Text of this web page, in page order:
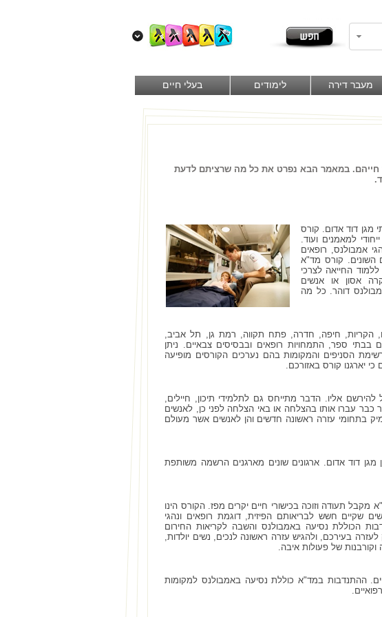
מעבר דירה לימודים בעלי חיים
חייהם. במאמר הבא נפרט את כל מה שרציתם לדעת
מגן דוד אדום. קורס
למאמנים ועוד.
אמבולנס, רופאים
השונים. קורס מד"א
החייאה לצרכי
אסון או אנשים
דוהר. כל מה
הקריות, חיפה, חדרה, פתח תקווה, רמת גן, תל אביב,
ספר, התמחויות רופאים ובבסיסים צבאיים. ניתן
הסניפים והמקומות בהם נערכים הקורסים מופיעה
יארגנו קורס באזורכם.
אליו. הדבר מתייחס גם לתלמידי תיכון, חיילים,
כבר עברו אותו בהצלחה או באי הצלחה לפני כן, לאנשים
בתחומי עזרה ראשונה חדשים והן לאנשים אשר מעולם
דוד אדום. ארגונים שונים מארגנים הרשמה משותפת
תעודה וזוכה בכישורי חיים יקרים מפז. הקורס הינו
שקיים חשש לבריאותם הפיזית, דוגמת רופאים ונהגי
הכוללת נסיעה באמבולנס והשבה לקריאות החירום
בעירכם, ולהגיש עזרה ראשונה לנכים, נשים יולדות,
וקורבנות של פעולות איבה.
ההתנדבות במד"א כוללת נסיעה באמבולנס למקומות